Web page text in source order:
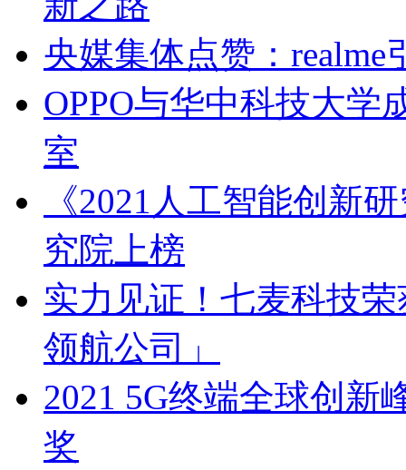
央媒集体点赞：realme
OPPO与华中科技大学
室
《2021人工智能创新
究院上榜
实力见证！七麦科技
领航公司」
2021 5G终端全球创新
奖